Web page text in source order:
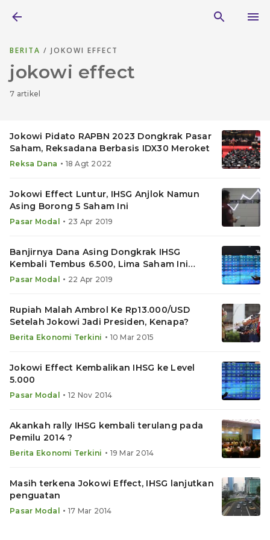
BERITA / JOKOWI EFFECT
jokowi effect
7 artikel
Jokowi Pidato RAPBN 2023 Dongkrak Pasar
Saham, Reksadana Berbasis IDX30 Meroket
Reksa Dana • 18 Agt 2022
Jokowi Effect Luntur, IHSG Anjlok Namun
Asing Borong 5 Saham Ini
Pasar Modal • 23 Apr 2019
Banjirnya Dana Asing Dongkrak IHSG
Kembali Tembus 6.500, Lima Saham Ini
Diburu
Pasar Modal • 22 Apr 2019
Rupiah Malah Ambrol Ke Rp13.000/USD
Setelah Jokowi Jadi Presiden, Kenapa?
Berita Ekonomi Terkini • 10 Mar 2015
Jokowi Effect Kembalikan IHSG ke Level
5.000
Pasar Modal • 12 Nov 2014
Akankah rally IHSG kembali terulang pada
Pemilu 2014 ?
Berita Ekonomi Terkini • 19 Mar 2014
Masih terkena Jokowi Effect, IHSG lanjutkan
penguatan
Pasar Modal • 17 Mar 2014